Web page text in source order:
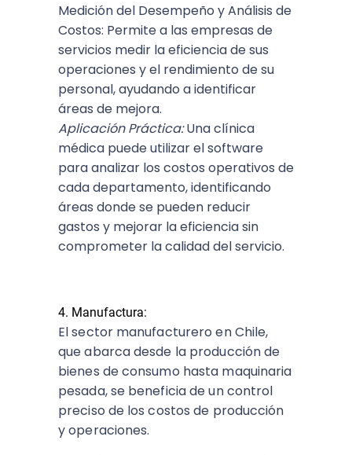
Medición del Desempeño y Análisis de
Costos: Permite a las empresas de
servicios medir la eficiencia de sus
operaciones y el rendimiento de su
personal, ayudando a identificar
áreas de mejora.
Aplicación Práctica:Una clínica
médica puede utilizar el software
para analizar los costos operativos de
cada departamento, identificando
áreas donde se pueden reducir
gastos y mejorar la eficiencia sin
comprometer la calidad del servicio.
4. Manufactura:
El sector manufacturero en Chile,
que abarca desde la producción de
bienes de consumo hasta maquinaria
pesada, se beneficia de un control
preciso de los costos de producción
y operaciones.